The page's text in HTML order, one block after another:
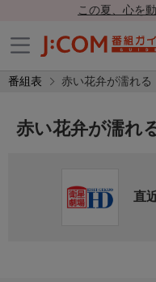
この夏、心を
番組表 赤い花弁が濡れる
赤い花弁が濡れ
直